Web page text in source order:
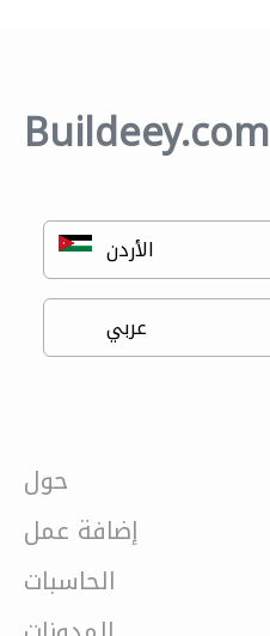
Buildeey.com
حول
إضافة عمل
الحاسبات